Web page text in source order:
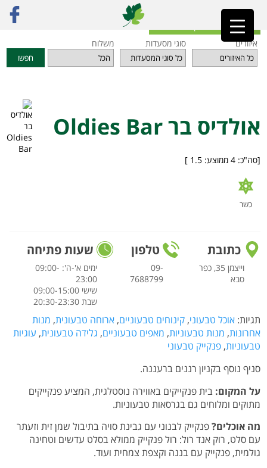
ראשי»מסעדות אולדיס בר Oldies Bar
חזרה לאינדקס המסעדות
איזורים
סוגי מסעדות משלוח
חפשו
אולדיס בר Oldies Bar
[סה"כ: 4 ממוצע: 1.5
]
כשר
כתובת
וייצמן 35, כפר
סבא
טלפון
09-
7688799‏
שעות פתיחה
ימים א'-ה': 09:00-
23:00
שישי 09:00-15:00
שבת 20:30-23:30
תגיות: אוכל טבעוני, קינוחים טבעוניים, ארוחה טבעונית, מנות
אחרונות, מנות טבעוניות, מאפים טבעוניים, גלידה טבעונית, עוגיות
טבעוניות, פנקייק טבעוני
סניף נוסף בקניון רננים ברעננה.
על המקום: בית פנקייקים באווירה נוסטלגית, המציע פנקייקים
מתוקים ומלוחים גם בגרסאות טבעוניות.
מה אוכלים?פנקייק לבנוני עם גבינת סויה בתיבול שמן זית וזעתר
עם סלט, רוק אנד רול: רול פנקייק ממולא בסלט עדשים וטחינה
גולמית, פנקייק עם בננה וקצפת צמחית ועוד.